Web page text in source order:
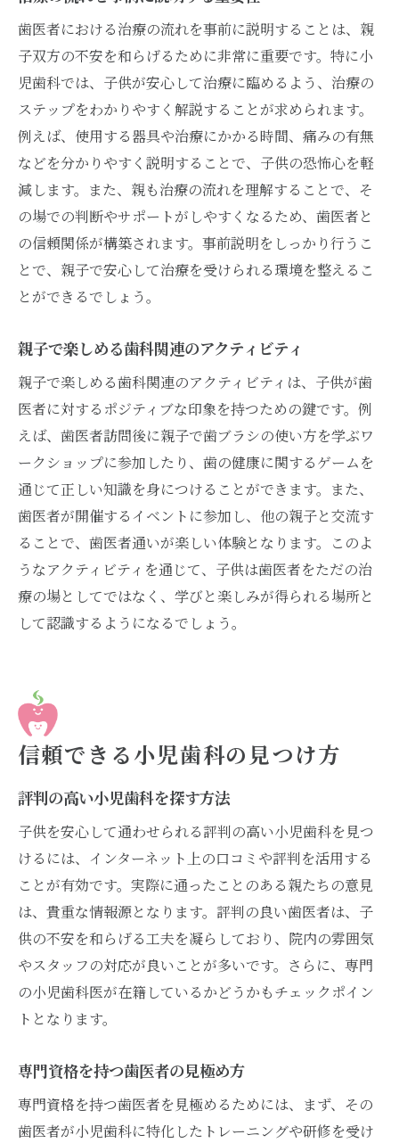
歯医者における治療の流れを事前に説明することは、親
子双方の不安を和らげるために非常に重要です。特に小
児歯科では、子供が安心して治療に臨めるよう、治療の
ステップをわかりやすく解説することが求められます。
例えば、使用する器具や治療にかかる時間、痛みの有無
などを分かりやすく説明することで、子供の恐怖心を軽
減します。また、親も治療の流れを理解することで、そ
の場での判断やサポートがしやすくなるため、歯医者と
の信頼関係が構築されます。事前説明をしっかり行うこ
とで、親子で安心して治療を受けられる環境を整えるこ
とができるでしょう。
親子で楽しめる歯科関連のアクティビティ
親子で楽しめる歯科関連のアクティビティは、子供が歯
医者に対するポジティブな印象を持つための鍵です。例
えば、歯医者訪問後に親子で歯ブラシの使い方を学ぶワ
ークショップに参加したり、歯の健康に関するゲームを
通じて正しい知識を身につけることができます。また、
歯医者が開催するイベントに参加し、他の親子と交流す
ることで、歯医者通いが楽しい体験となります。このよ
うなアクティビティを通じて、子供は歯医者をただの治
療の場としてではなく、学びと楽しみが得られる場所と
して認識するようになるでしょう。
信頼できる小児歯科の見つけ方
評判の高い小児歯科を探す方法
子供を安心して通わせられる評判の高い小児歯科を見つ
けるには、インターネット上の口コミや評判を活用する
ことが有効です。実際に通ったことのある親たちの意見
は、貴重な情報源となります。評判の良い歯医者は、子
供の不安を和らげる工夫を凝らしており、院内の雰囲気
やスタッフの対応が良いことが多いです。さらに、専門
の小児歯科医が在籍しているかどうかもチェックポイン
トとなります。
専門資格を持つ歯医者の見極め方
専門資格を持つ歯医者を見極めるためには、まず、その
歯医者が小児歯科に特化したトレーニングや研修を受け